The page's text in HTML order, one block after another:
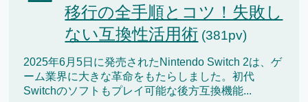
移行の全手順とコツ！失敗し
ない互換性活用術 (381pv)
2025年6月5日に発売されたNintendo Switch 2は、ゲ
ーム業界に大きな革命をもたらしました。初代
Switchのソフトもプレイ可能な後方互換機能...